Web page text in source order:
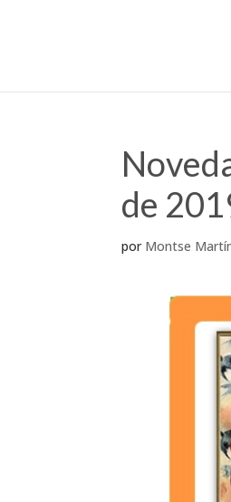
de
por Montse